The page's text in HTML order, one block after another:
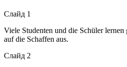
Слайд 1
Viele Studenten und die Schüler
auf die Schaffen aus.
Слайд 2